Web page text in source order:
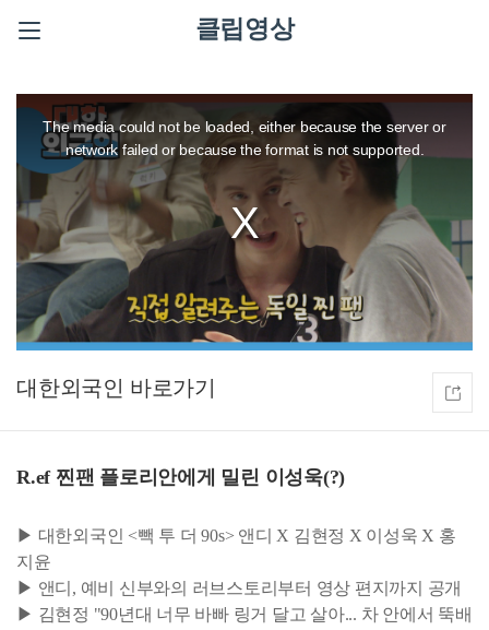
클립영상
is
modal
window.
The media could not be loaded, either because the server or
network failed or because the format is not supported.
대한외국인
R.ef 찐팬 플로리안에게 밀린 이성욱(?)
▶ 대한외국인 <빽 투 더 90s> 앤디 X 김현정 X 이성욱 X 홍
지윤
▶ 앤디, 예비 신부와의 러브스토리부터 영상 편지까지 공개
▶ 김현정 "90년대 너무 바빠 링거 달고 살아... 차 안에서 뚝배